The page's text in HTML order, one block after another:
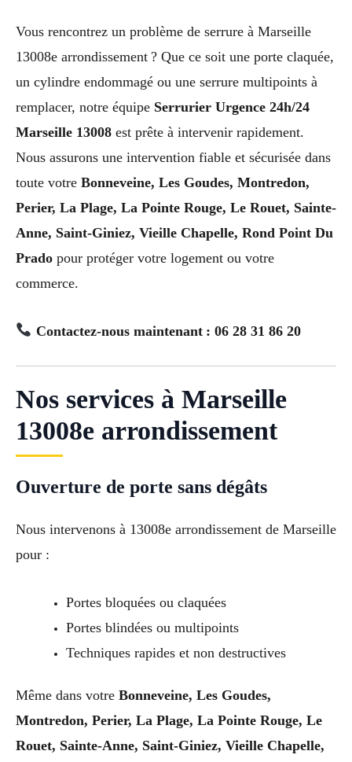
Vous rencontrez un problème de serrure à Marseille
13008e arrondissement ? Que ce soit une porte claquée,
un cylindre endommagé ou une serrure multipoints à
remplacer, notre équipe Serrurier Urgence 24h/24
Marseille 13008 est prête à intervenir rapidement.
Nous assurons une intervention fiable et sécurisée dans
toute votre Bonneveine, Les Goudes, Montredon,
Perier, La Plage, La Pointe Rouge, Le Rouet, Sainte-
Anne, Saint-Giniez, Vieille Chapelle, Rond Point Du
Prado pour protéger votre logement ou votre
commerce.
Contactez-nous maintenant : 06 28 31 86 20
Nos services à Marseille
13008e arrondissement
Ouverture de porte sans dégâts
Nous intervenons à 13008e arrondissement de Marseille
pour :
Portes bloquées ou claquées
Portes blindées ou multipoints
Techniques rapides et non destructives
Même dans votre Bonneveine, Les Goudes,
Montredon, Perier, La Plage, La Pointe Rouge, Le
Rouet, Sainte-Anne, Saint-Giniez, Vieille Chapelle,